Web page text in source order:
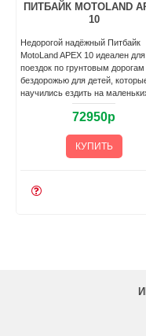
ПИТБАЙК MOTOLAND
10
Недорогой надёжный Питбайк
MotoLand APEX 10 идеален для
поездок по грунтовым дорогам
бездорожью для детей,
научились ездить на
72950р
КУПИТЬ